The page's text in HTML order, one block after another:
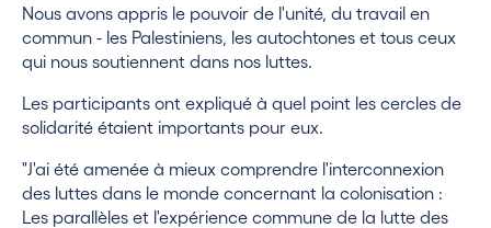
Nous avons appris le pouvoir de l'unité, du travail en
commun - les Palestiniens, les autochtones et tous ceux
qui nous soutiennent dans nos luttes.
Les participants ont expliqué à quel point les cercles de
solidarité étaient importants pour eux.
"J'ai été amenée à mieux comprendre l'interconnexion
des luttes dans le monde concernant la colonisation :
Les parallèles et l'expérience commune de la lutte des